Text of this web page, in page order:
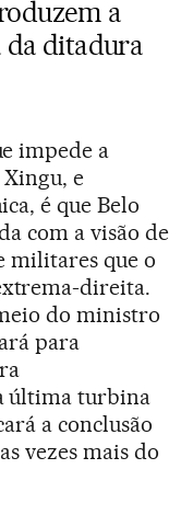
a
da ditadura
impede a
e
é que Belo
com a visão de
militares que o
direita.
do ministro
para
última turbina
a conclusão
vezes mais do